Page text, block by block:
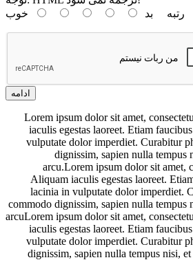
رتبه بد خوب
ادامه
Lorem ipsum dolor sit amet,
iaculis egestas laoreet. Etiam
vulputate dolor imperdiet. Curabitur
dignissim, sapien nulla tempus
arcu.Lorem ipsum dolor sit amet,
Aliquam iaculis egestas laoreet.
lacinia in vulputate dolor imperdiet.
commodo dignissim, sapien nulla tempus
arcuLorem ipsum dolor sit amet,
iaculis egestas laoreet. Etiam
vulputate dolor imperdiet. Curabitur
dignissim, sapien nulla tempus nisi,